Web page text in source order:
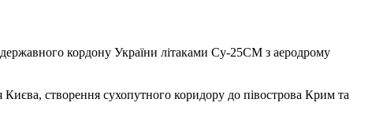
державного кордону України літаками Су-25СМ з аеродрому
створення сухопутного коридору до півострова Крим та